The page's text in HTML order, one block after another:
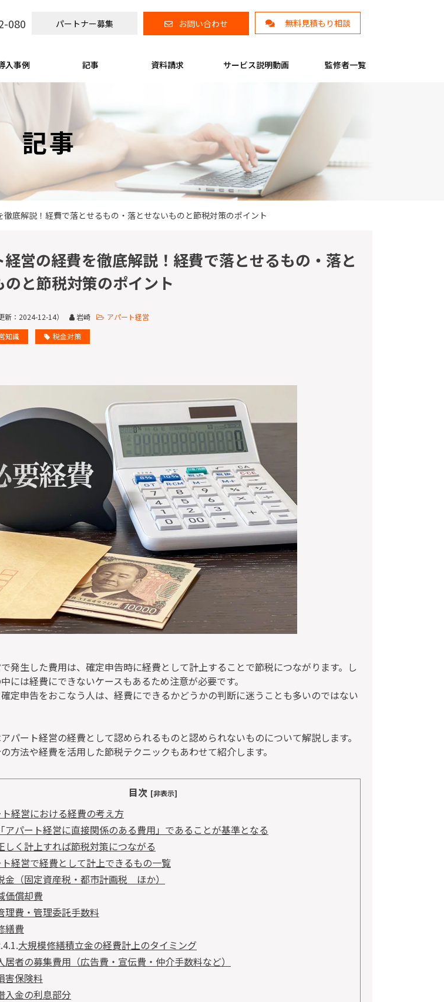
080 パートナー募集 お問い合わせ 無料見積もり相談
入事例 記事 資料請求 サービス説明動画 監修者一覧
記事
徹底解説！経費で落とせるもの・落とせないものと節税対策のポイント
経営の経費を徹底解説！経費で落とせるもの・落と
のと節税対策のポイント
新： 2024-12-14） 岩崎
アパート経営
知識
税金対策
発生した費用は、確定申告時に経費として計上することで節税につながります。し
には経費にできないケースもあるため注意が必要です。
定申告をおこなう人は、経費にできるかどうかの判断に迷うことも多いのではない
パート経営の経費として認められるものと認められないものについて解説します。
方法や経費を活用した節税テクニックもあわせて紹介します。
目次 [非表示]
経営における経費の考え方
「アパート経営に直接関係のある費用」であることが基準となる
しく計上すれば節税対策につながる
経営で経費として計上できるもの一覧
金（固定資産税・都市計画税 ほか）
価償却費
理費・管理委託手数料
繕費
大規模修繕積立金の経費計上のタイミング
居者の募集費用（広告費・宣伝費・仲介手数料など）
害保険料
入金の利息部分